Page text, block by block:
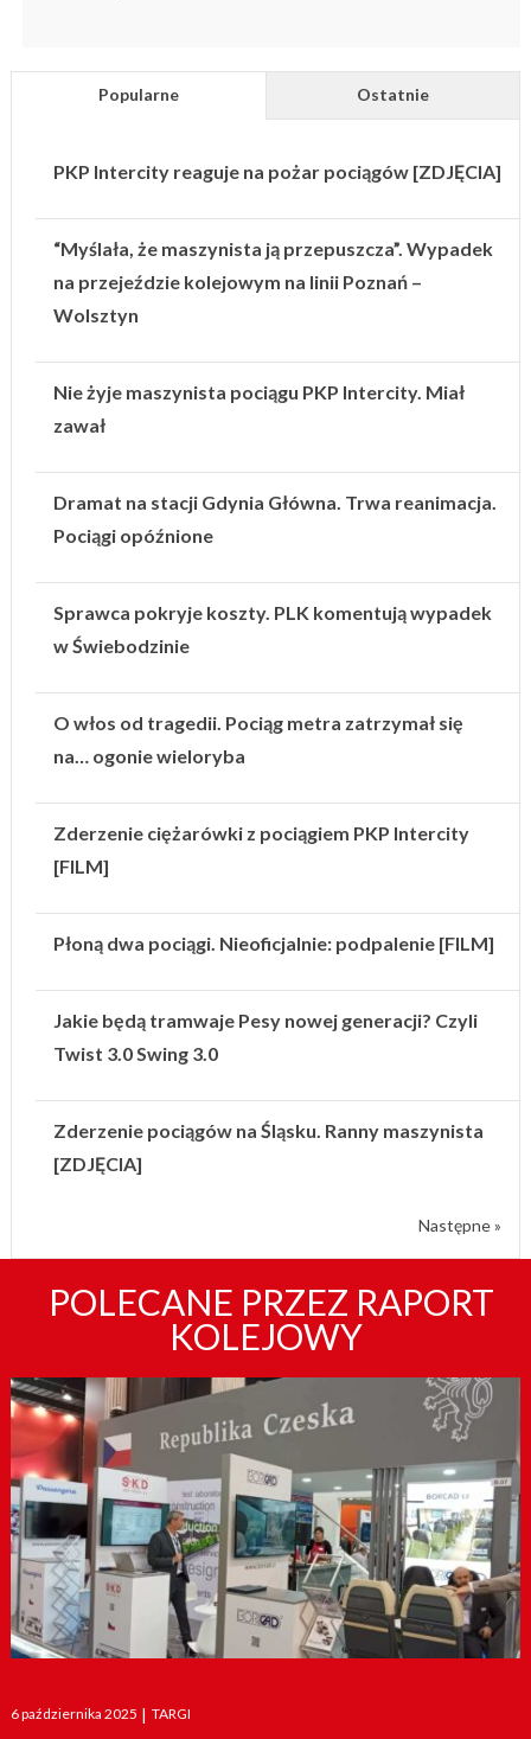
Popularne Ostatnie
PKP Intercity reaguje na pożar pociągów [ZDJĘCIA]
“Myślała, że maszynista ją przepuszcza”. Wypadek
na przejeździe kolejowym na linii Poznań –
Wolsztyn
Nie żyje maszynista pociągu PKP Intercity. Miał
zawał
Dramat na stacji Gdynia Główna. Trwa reanimacja.
Pociągi opóźnione
Sprawca pokryje koszty. PLK komentują wypadek
w Świebodzinie
O włos od tragedii. Pociąg metra zatrzymał się
na… ogonie wieloryba
Zderzenie ciężarówki z pociągiem PKP Intercity
[FILM]
Płoną dwa pociągi. Nieoficjalnie: podpalenie [FILM]
Jakie będą tramwaje Pesy nowej generacji? Czyli
Twist 3.0 Swing 3.0
Zderzenie pociągów na Śląsku. Ranny maszynista
[ZDJĘCIA]
Następne »
POLECANE PRZEZ RAPORT
KOLEJOWY
Posted
on
6 października 2025 | TARGI